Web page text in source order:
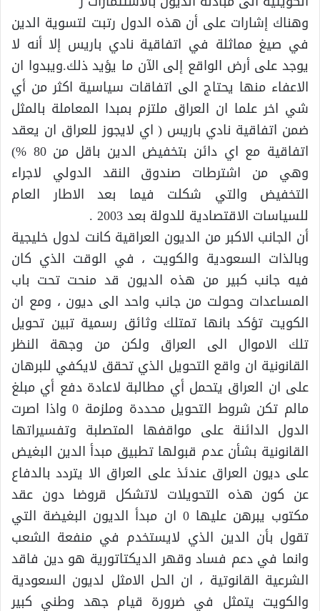
وهناك إشارات على أن هذه الدول رتبت لتسوية الدين
في صيغ مماثلة في اتفاقية نادي باريس إلا أنه لا
يوجد على أرض الواقع إلى الآن ما يؤيد ذلك.ويبدوا ان
الاعفاء منها يحتاج الى اتفاقات سياسية اكثر من أي
شي اخر علما ان العراق ملتزم بمبدا المعاملة بالمثل
ضمن اتفاقية نادي باريس ( اي لايجوز للعراق ان يعقد
اتفاقية مع اي دائن بتخفيض الدين باقل من 80 %)
وهي من اشترطات صندوق النقد الدولي لاجراء
التخفيض والتي شكلت فيما بعد الاطار العام
للسياسات الاقتصادية للدولة بعد 2003 .
أن الجانب الاكبر من الديون العراقية كانت لدول خليجية
وبالذات السعودية والكويت ، في الوقت الذي كان
فيه جانب كبير من هذه الديون قد منحت تحت باب
المساعدات وحولت من جانب واحد الى ديون ، ومع ان
الكويت تؤكد بانها تمتلك وثائق رسمية تبين تحويل
تلك الاموال الى العراق ولكن من وجهة النظر
القانونية ان واقع التحويل الذي تحقق لايكفي للبرهان
على ان العراق يتحمل أي مطالبة لاعادة دفع أي مبلغ
مالم تكن شروط التحويل محددة وملزمة 0 واذا اصرت
الدول الدائنة على مواقفها المتصلبة وتفسيراتها
القانونية بشأن عدم قبولها تطبيق مبدأ الدين البغيض
على ديون العراق عندئذ على العراق الا يتردد بالدفاع
عن كون هذه التحويلات لاتشكل قروضا دون عقد
مكتوب يبرهن عليها 0 ان مبدأ الديون البغيضة التي
تقول بأن الدين الذي لايستخدم في منفعة الشعب
وانما في دعم فساد وقهر الديكتاتورية هو دين فاقد
الشرعية القانوتية ، ان الحل الامثل لديون السعودية
والكويت يتمثل في ضرورة قيام جهد وطني كبير